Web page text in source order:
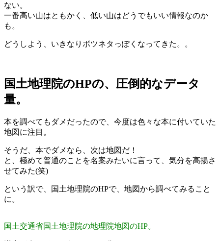
ない。
一番高い山はともかく、低い山はどうでもいい情報なのか
も。
どうしよう、いきなりボツネタっぽくなってきた。。
国土地理院のHPの、圧倒的なデータ
量。
本を調べてもダメだったので、今度は色々な本に付いていた
地図に注目。
そうだ、本でダメなら、次は地図だ！
と、極めて普通のことを名案みたいに言って、気分を高揚さ
せてみた(笑)
という訳で、国土地理院のHPで、地図から調べてみること
に。
国土交通省国土地理院の地理院地図のHP。